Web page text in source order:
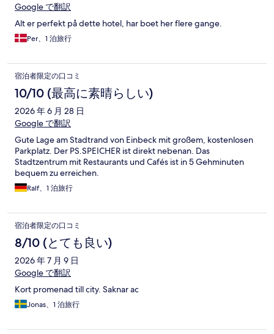
Google で翻訳
Alt er perfekt på dette hotel, har boet her flere gange.
Per、1 泊旅行
宿泊者限定の口コミ
10/10 (最高に素晴らしい)
2026 年 6 月 28 日
Google で翻訳
Gute Lage am Stadtrand von Einbeck mit großem, kostenlosen
Parkplatz. Der PS.SPEICHER ist direkt nebenan. Das
Stadtzentrum mit Restaurants und Cafés ist in 5 Gehminuten
bequem zu erreichen.
Ralf、1 泊旅行
宿泊者限定の口コミ
8/10 (とても良い)
2026 年 7 月 9 日
Google で翻訳
Kort promenad till city. Saknar ac
Jonas、1 泊旅行